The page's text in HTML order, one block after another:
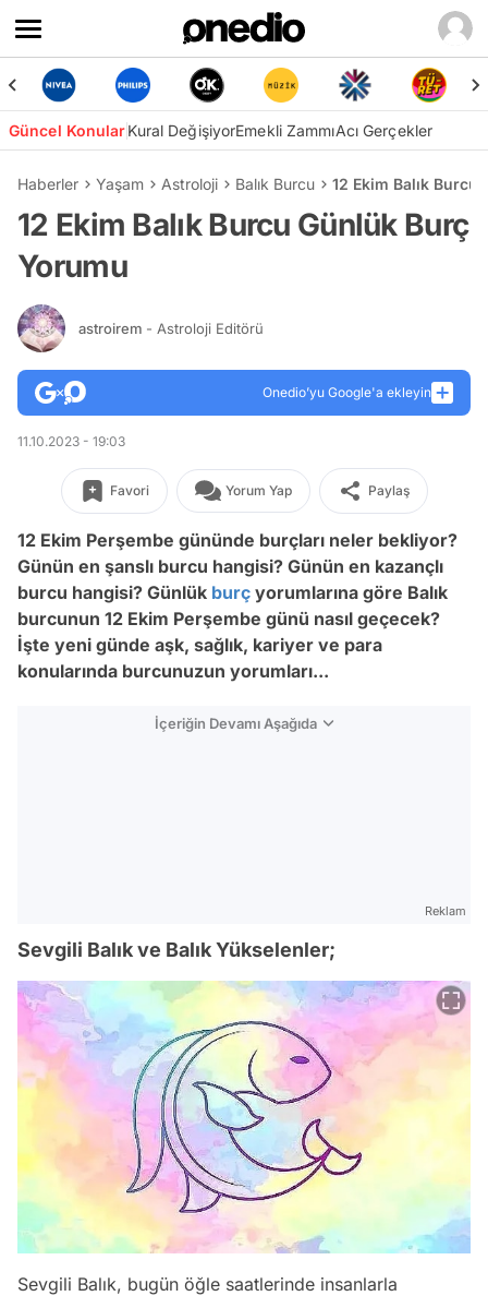
Güncel KonularKural DeğişiyorEmekli ZammıAcı Gerçekler
Haberler Yaşam Astroloji Balık Burcu 12 Ekim Balık
12 Ekim Balık Burcu Günlük Burç
Yorumu
astroirem - Astroloji Editörü
Onedio’yu Google'a ekleyin
11.10.2023 - 19:03
Favori Yorum Yap Paylaş
12 Ekim Perşembe gününde burçları neler bekliyor?
Günün en şanslı burcu hangisi? Günün en kazançlı
burcu hangisi? Günlük burç yorumlarına göre Balık
burcunun 12 Ekim Perşembe günü nasıl geçecek?
İşte yeni günde aşk, sağlık, kariyer ve para
konularında burcunuzun yorumları...
İçeriğin Devamı Aşağıda
Reklam
Sevgili Balık ve Balık Yükselenler;
Sevgili Balık, bugün öğle saatlerinde insanlarla